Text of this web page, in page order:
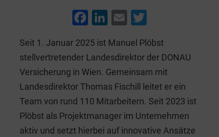
F
c
e
b
o
o
k
Li
k
e
dI
n
E
ai
l
tt
er
Seit 1. Januar 2025 ist Manuel Plöbst
stellvertretender Landesdirektor der DONAU
Versicherung in Wien. Gemeinsam mit
Landesdirektor Thomas Fischill leitet er ein
Team von rund 110 Mitarbeitern. Seit 2023 ist
Plöbst als Projektmanager im Unternehmen
aktiv und setzt hierbei auf innovative Ansätze